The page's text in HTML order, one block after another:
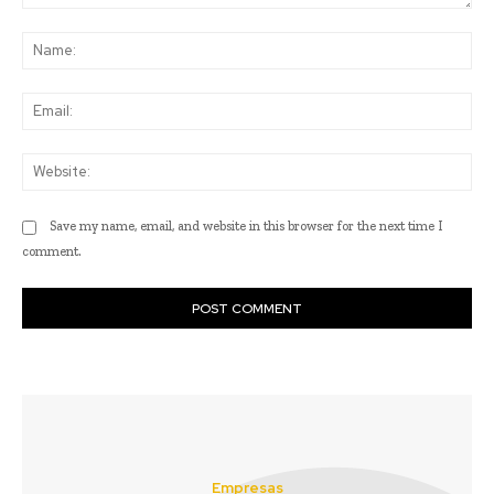
Save my name, email, and website in this browser for the next time I
comment.